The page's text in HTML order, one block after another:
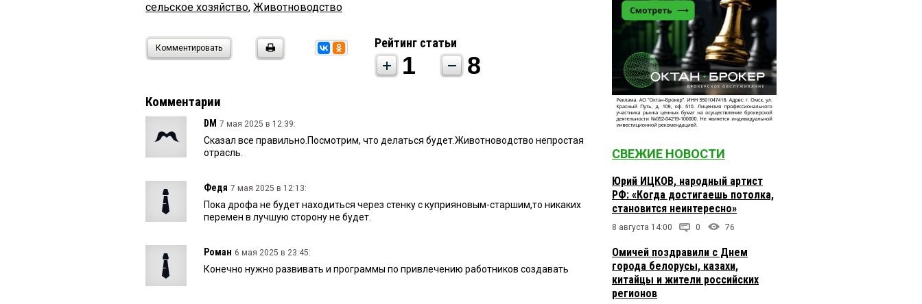
сельское хозяйство, Животноводство
Комментировать Рейтинг статьи
1 8
Комментарии
DM 7 мая 2025 в 12:39:
Сказал все правильно.Посмотрим, что делаться будет.Животноводство непростая
отрасль.
Федя 7 мая 2025 в 12:13:
Пока дрофа не будет находиться через стенку с куприяновым-старшим,то никаких
перемен в лучшую сторону не будет.
Роман 6 мая 2025 в 23:45:
Конечно нужно развивать и программы по привлечению работников создавать
СВЕЖИЕ НОВОСТИ
Юрий ИЦКОВ, народный артист
РФ: «Когда достигаешь потолка,
становится неинтересно»
8 августа 14:00 0 76
Омичей поздравили с Днем
города белорусы, казахи,
китайцы и жители российских
регионов